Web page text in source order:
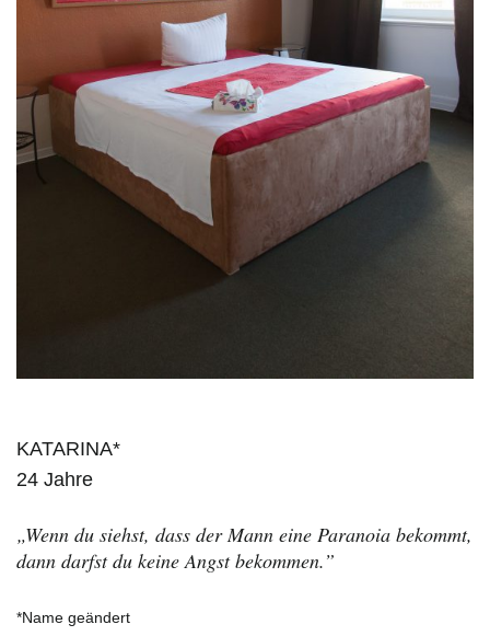
KATARINA*
24 Jahre
„Wenn du siehst, dass der Mann eine Paranoia bekommt,
dann darfst du keine Angst bekommen.”
*Name geändert